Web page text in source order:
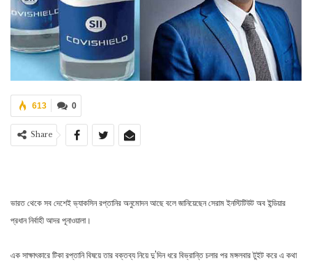
0
613
Share
ভারত থেকে সব দেশেই ভ্যাকসিন রপ্তানির অনুমোদন আছে বলে জানিয়েছেন সেরাম ইনস্টিটিউট অব ইন্ডিয়ার
প্রধান নির্বাহী আদর পূনাওয়ালা।
এক সাক্ষাৎকারে টিকা রপ্তানি বিষয়ে তার বক্তব্য নিয়ে দু’দিন ধরে বিভ্রান্তি চলার পর মঙ্গলবার টুইট করে এ কথা